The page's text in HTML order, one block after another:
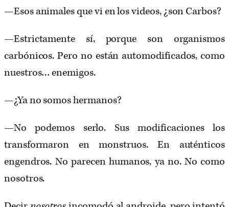
—Esos animales que vi en los videos, ¿son Carbos?
—Estrictamente sí, porque son organismos
carbónicos. Pero no están automodificados, como
nuestros… enemigos.
—¿Ya no somos hermanos?
—No podemos serlo. Sus modificaciones los
transformaron en monstruos. En auténticos
engendros. No parecen humanos, ya no. No como
nosotros.